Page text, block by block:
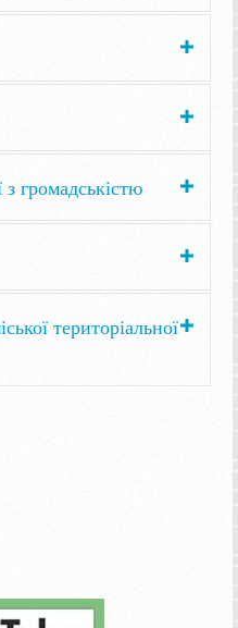
з громадськістю
територіальної